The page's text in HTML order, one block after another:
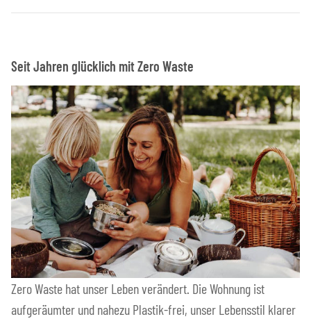
Seit Jahren glücklich mit Zero Waste
Zero Waste hat unser Leben verändert. Die Wohnung ist
aufgeräumter und nahezu Plastik-frei, unser Lebensstil klarer